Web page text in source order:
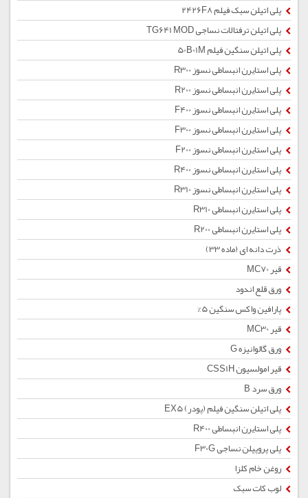
پلی اتیلن سبک فیلم 2426F8
پلی اتیلن ترفتالات نساجی TG641 MOD
پلی اتیلن سنگین فیلم 50B01M
پلی استایرن انبساطی نسوز R300
پلی استایرن انبساطی نسوز R200
پلی استایرن انبساطی نسوز F400
پلی استایرن انبساطی نسوز F300
پلی استایرن انبساطی نسوز F200
پلی استایرن انبساطی نسوز R400
پلی استایرن انبساطی نسوز R310
پلی استایرن انبساطی R310
پلی استایرن انبساطی R200
ذرت دانه ای (ماده 33)
قیر MC70
ورق قلع اندود
پارافین واکس سنگین 5%
قیر MC30
ورق گالوانیزه G
قیر امولسیون CSS1H
ورق سرد B
پلی اتیلن سنگین فیلم (پودر) EX5
پلی استایرن انبساطی R400
پلی پروپیلن نساجی F30G
روغن خام کلزا
لوب کات سبک